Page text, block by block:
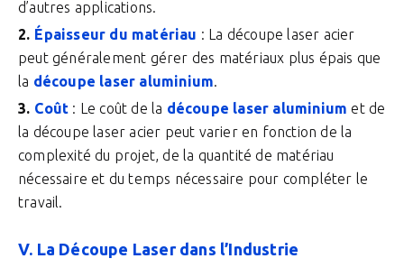
d’autres applications.
Épaisseur du matériau : La découpe laser acier
peut généralement gérer des matériaux plus épais que
la découpe laser aluminium.
Coût : Le coût de la découpe laser aluminium et de
la découpe laser acier peut varier en fonction de la
complexité du projet, de la quantité de matériau
nécessaire et du temps nécessaire pour compléter le
travail.
V. La Découpe Laser dans l’Industrie